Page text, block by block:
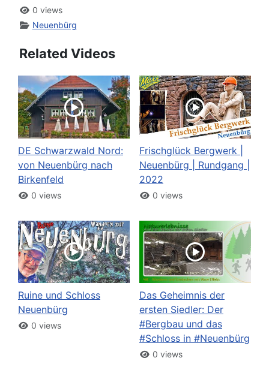
0 views
Neuenbürg
Related Videos
DE Schwarzwald Nord:
von Neuenbürg nach
Birkenfeld
0 views
Frischglück Bergwerk |
Neuenbürg | Rundgang |
2022
0 views
Ruine und Schloss
Neuenbürg
0 views
Das Geheimnis der
ersten Siedler: Der
#Bergbau und das
#Schloss in #Neuenbürg
0 views